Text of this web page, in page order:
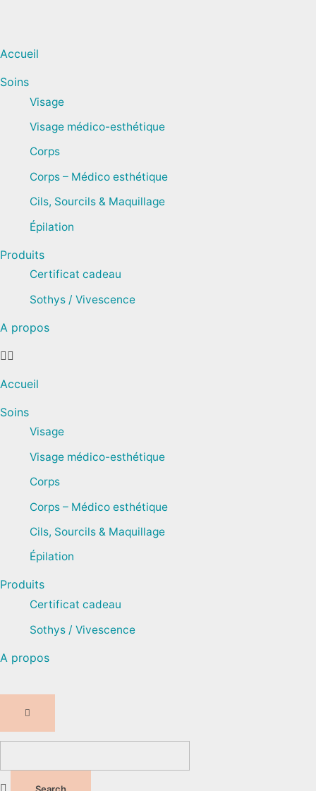
Accueil
Soins
Visage
Visage médico-esthétique
Corps
Corps – Médico esthétique
Cils, Sourcils & Maquillage
Épilation
Produits
Certificat cadeau
Sothys / Vivescence
A propos
Accueil
Soins
Visage
Visage médico-esthétique
Corps
Corps – Médico esthétique
Cils, Sourcils & Maquillage
Épilation
Produits
Certificat cadeau
Sothys / Vivescence
A propos